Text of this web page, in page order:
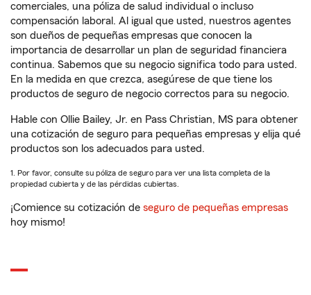
comerciales, una póliza de salud individual o incluso
compensación laboral. Al igual que usted, nuestros agentes
son dueños de pequeñas empresas que conocen la
importancia de desarrollar un plan de seguridad financiera
continua. Sabemos que su negocio significa todo para usted.
En la medida en que crezca, asegúrese de que tiene los
productos de seguro de negocio correctos para su negocio.
Hable con Ollie Bailey, Jr. en Pass Christian, MS para obtener
una cotización de seguro para pequeñas empresas y elija qué
productos son los adecuados para usted.
1. Por favor, consulte su póliza de seguro para ver una lista completa de la
propiedad cubierta y de las pérdidas cubiertas.
¡Comience su cotización de seguro de pequeñas empresas
hoy mismo!